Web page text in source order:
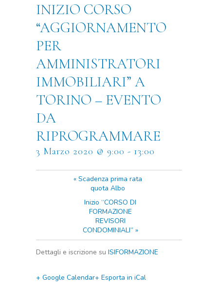
INIZIO CORSO
“AGGIORNAMENTO
PER
AMMINISTRATORI
IMMOBILIARI” A
TORINO – EVENTO
DA
RIPROGRAMMARE
3 Marzo 2020 @ 9:00 - 13:00
« Scadenza prima rata
quota Albo
Inizio “CORSO DI
FORMAZIONE
REVISORI
CONDOMINIALI” »
Dettagli e iscrizione su ISIFORMAZIONE
+ Google Calendar+ Esporta in iCal